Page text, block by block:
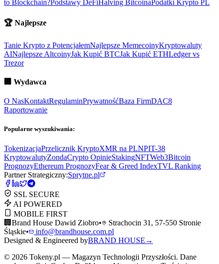
to Blockchain?Podstawy DeFiHalving BitcoinaPodatki Krypto PL
🏆 Najlepsze
Tanie Krypto z PotencjałemNajlepsze MemecoinyKryptowaluty
AINajlepsze AltcoinyJak Kupić BTCJak Kupić ETHLedger vs
Trezor
🏢 Wydawca
O NasKontaktRegulaminPrywatnośćBaza FirmDAC8
Raportowanie
Popularne wyszukiwania:
TokenizacjaPrzelicznik KryptoXMR na PLNPIT-38
KryptowalutyZondaCrypto OpinieStakingNFTWeb3Bitcoin
PrognozyEthereum PrognozyFear & Greed IndexTVL Ranking
Partner Strategiczny:Sprytne.pl
SSL SECURE
AI POWERED
MOBILE FIRST
🏢 Brand House Dawid Ziobro•
Strachocin 31, 57-550 Stronie
Śląskie•
info@brandhouse.com.pl
Designed & Engineered byBRAND HOUSE →
© 2026 Tokeny.pl — Magazyn Technologii Przyszłości. Dane